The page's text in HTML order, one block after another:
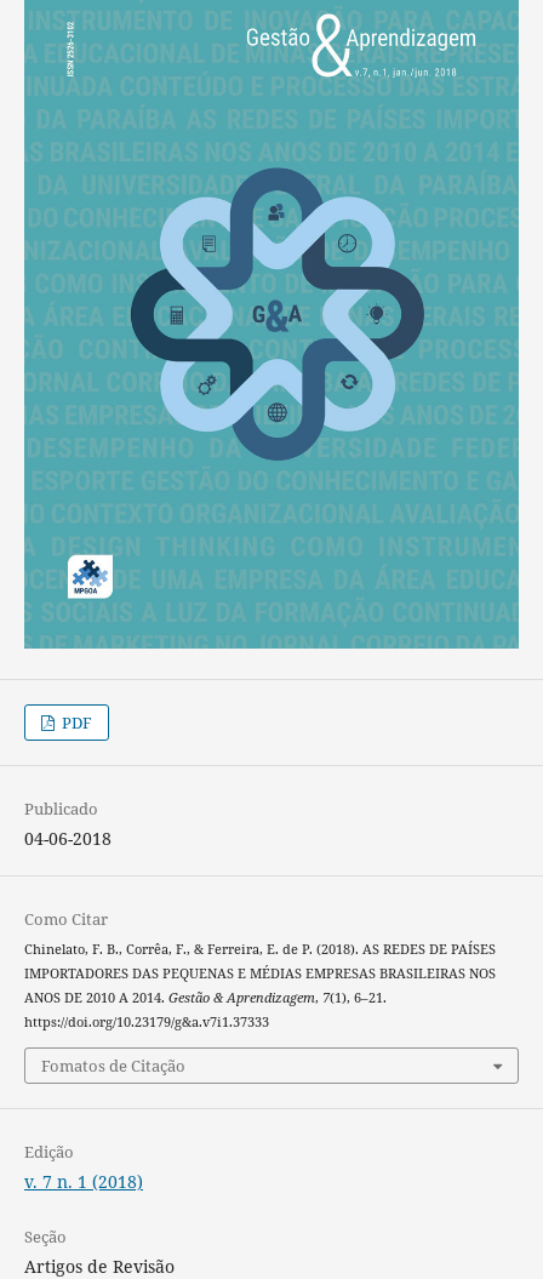
PDF
Publicado
04-06-2018
Como Citar
Chinelato, F. B., Corrêa, F., & Ferreira, E. de P. (2018). AS REDES DE PAÍSES
IMPORTADORES DAS PEQUENAS E MÉDIAS EMPRESAS BRASILEIRAS NOS
ANOS DE 2010 A 2014. Gestão & Aprendizagem, 7(1), 6–21.
https://doi.org/10.23179/g&a.v7i1.37333
Fomatos de Citação
Edição
v. 7 n. 1 (2018)
Seção
Artigos de Revisão